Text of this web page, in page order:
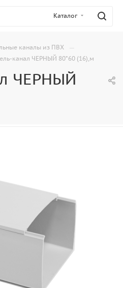
Каталог
каналы из ПВХ —
канал ЧЕРНЫЙ 80*60 (16),м
ЧЕРНЫЙ